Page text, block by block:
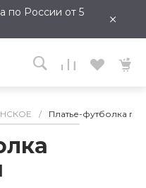
по России от 5
×
/ Платье-футболка